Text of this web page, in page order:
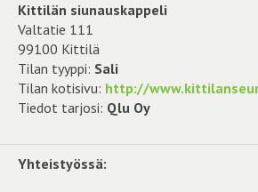
Kittilän siunauskappeli
Valtatie 111
99100 Kittilä
Tilan tyyppi: Sali
Tilan kotisivu: http://
Tiedot tarjosi: Qlu Oy
Yhteistyössä: